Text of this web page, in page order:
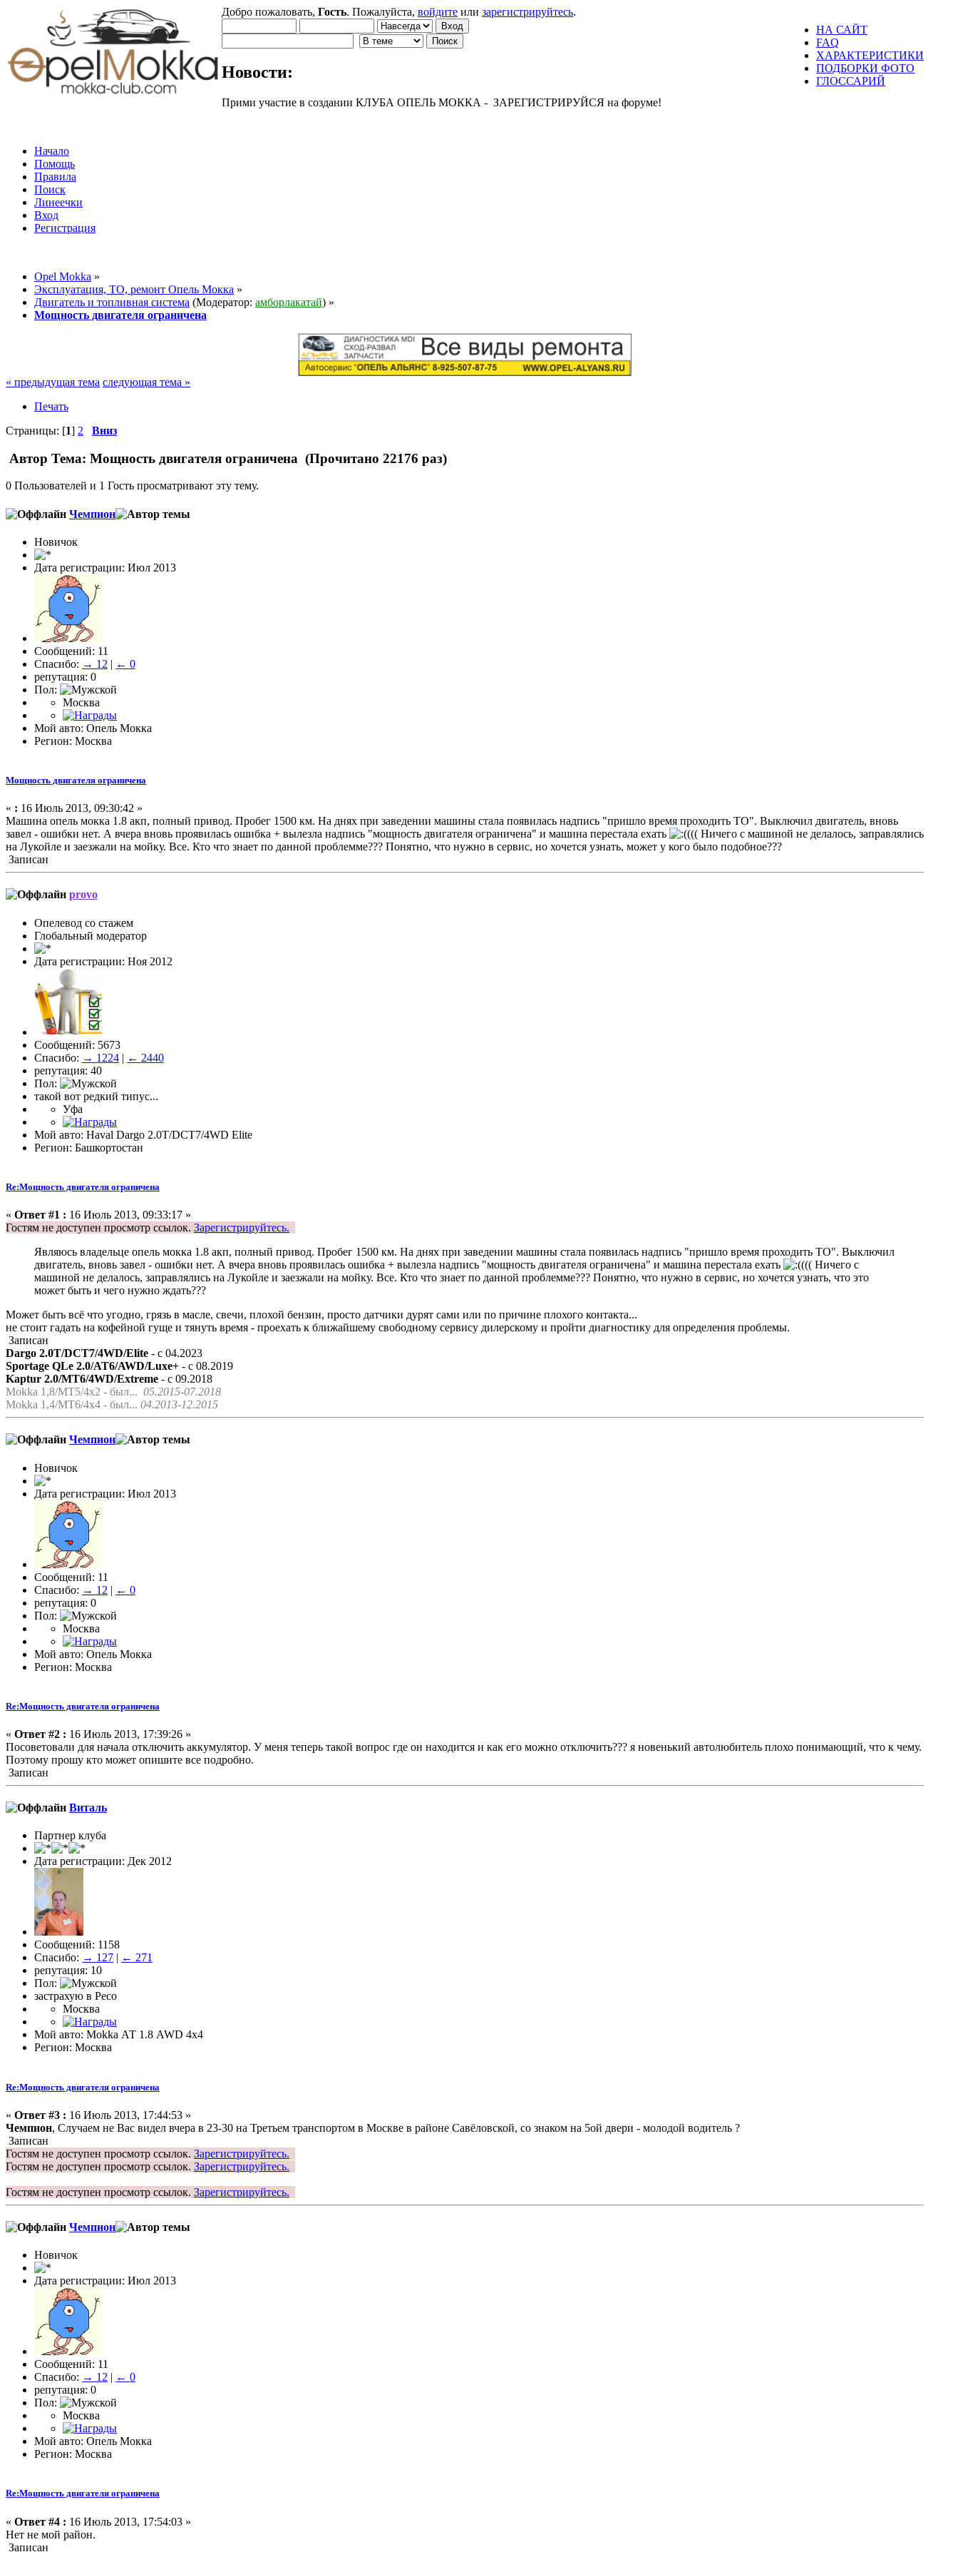
НА САЙТ
FAQ
ХАРАКТЕРИСТИКИ
ПОДБОРКИ ФОТО
ГЛОССАРИЙ
Добро пожаловать, Гость. Пожалуйста, войдите или зарегистрируйтесь.
Новости:
Прими участие в создании КЛУБА ОПЕЛЬ МОККА - ЗАРЕГИСТРИРУЙСЯ на форуме!
Начало
Помощь
Правила
Поиск
Линеечки
Вход
Регистрация
Opel Mokka »
Эксплуатация, ТО, ремонт Опель Мокка »
Двигатель и топливная система (Модератор: амборлакатай) »
Мощность двигателя ограничена
« предыдущая тема следующая тема »
Печать
Страницы: [1] 2 Вниз
Автор Тема: Мощность двигателя ограничена (Прочитано 22176 раз)
0 Пользователей и 1 Гость просматривают эту тему.
Чемпион
Новичок
Дата регистрации: Июл 2013
Сообщений: 11
Спасибо: → 12 | ← 0
репутация: 0
Пол:
Москва
Мой авто: Опель Мокка
Регион: Москва
Мощность двигателя ограничена
« : 16 Июль 2013, 09:30:42 »
Машина опель мокка 1.8 акп, полный привод. Пробег 1500 км. На днях при заведении машины стала появилась надпись "пришло время проходить ТО". Выключил двигатель, вновь
завел - ошибки нет. А вчера вновь проявилась ошибка + вылезла надпись "мощность двигателя ограничена" и машина перестала ехать
((( Ничего с машиной не делалось, заправлялись
на Лукойле и заезжали на мойку. Все. Кто что знает по данной проблемме??? Понятно, что нужно в сервис, но хочется узнать, может у кого было подобное???
Записан
provo
Опелевод со стажем
Глобальный модератор
Дата регистрации: Ноя 2012
Сообщений: 5673
Спасибо: → 1224 | ← 2440
репутация: 40
Пол:
такой вот редкий типус...
Уфа
Мой авто: Haval Dargo 2.0T/DCT7/4WD Elite
Регион: Башкортостан
Re:Мощность двигателя ограничена
« Ответ #1 : 16 Июль 2013, 09:33:17 »
Гостям не доступен просмотр ссылок. Зарегистрируйтесь.
Являюсь владельце опель мокка 1.8 акп, полный привод. Пробег 1500 км. На днях при заведении машины стала появилась надпись "пришло время проходить ТО". Выключил
двигатель, вновь завел - ошибки нет. А вчера вновь проявилась ошибка + вылезла надпись "мощность двигателя ограничена" и машина перестала ехать
((( Ничего с
машиной не делалось, заправлялись на Лукойле и заезжали на мойку. Все. Кто что знает по данной проблемме??? Понятно, что нужно в сервис, но хочется узнать, что это
может быть и чего нужно ждать???
Может быть всё что угодно, грязь в масле, свечи, плохой бензин, просто датчики дурят сами или по причине плохого контакта...
не стоит гадать на кофейной гуще и тянуть время - проехать к ближайшему свободному сервису дилерскому и пройти диагностику для определения проблемы.
Записан
Dargo 2.0T/DCT7/4WD/Elite - с 04.2023
Sportage QLe 2.0/AT6/AWD/Luxe+ - с 08.2019
Kaptur 2.0/MT6/4WD/Extreme - с 09.2018
Mokka 1,8/МТ5/4x2 - был... 05.2015-07.2018
Mokka 1,4/МТ6/4x4 - был... 04.2013-12.2015
Чемпион
Новичок
Дата регистрации: Июл 2013
Сообщений: 11
Спасибо: → 12 | ← 0
репутация: 0
Пол:
Москва
Мой авто: Опель Мокка
Регион: Москва
Re:Мощность двигателя ограничена
« Ответ #2 : 16 Июль 2013, 17:39:26 »
Посоветовали для начала отключить аккумулятор. У меня теперь такой вопрос где он находится и как его можно отключить??? я новенький автолюбитель плохо понимающий, что к чему.
Поэтому прошу кто может опишите все подробно.
Записан
Виталь
Партнер клуба
Дата регистрации: Дек 2012
Сообщений: 1158
Спасибо: → 127 | ← 271
репутация: 10
Пол:
застрахую в Ресо
Москва
Мой авто: Mokka АТ 1.8 AWD 4x4
Регион: Москва
Re:Мощность двигателя ограничена
« Ответ #3 : 16 Июль 2013, 17:44:53 »
Чемпион, Случаем не Вас видел вчера в 23-30 на Третьем транспортом в Москве в районе Савёловской, со знаком на 5ой двери - молодой водитель ?
Записан
Гостям не доступен просмотр ссылок. Зарегистрируйтесь.
Гостям не доступен просмотр ссылок. Зарегистрируйтесь.
Гостям не доступен просмотр ссылок. Зарегистрируйтесь.
Чемпион
Новичок
Дата регистрации: Июл 2013
Сообщений: 11
Спасибо: → 12 | ← 0
репутация: 0
Пол:
Москва
Мой авто: Опель Мокка
Регион: Москва
Re:Мощность двигателя ограничена
« Ответ #4 : 16 Июль 2013, 17:54:03 »
Нет не мой район.
Записан